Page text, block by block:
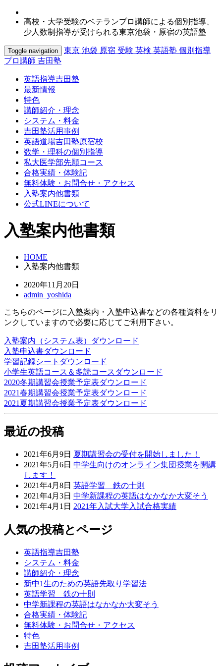
高校・大学受験のベテランプロ講師による個別指導、
少人数制指導が受けられる東京池袋・原宿の英語塾
Toggle navigation
東京 池袋 原宿 受験 英検 英語塾 個別指導
プロ講師 吉田塾
英語指導吉田塾
最新情報
特色
講師紹介・理念
システム・料金
吉田塾活用事例
英語道場吉田塾原宿校
数学・理科の個別指導
私大医学部先願コース
合格実績・体験記
無料体験・お問合せ・アクセス
入塾案内他書類
公式LINEについて
入塾案内他書類
HOME
入塾案内他書類
2020年11月20日
admin_yoshida
こちらのページに入塾案内・入塾申込書などの各種資料をリ
ンクしていますので必要に応じてご利用下さい。
入塾案内（システム表）
ダウンロード
入塾申込書ダウンロード
学習記録シート ダウンロード
小学生英語コース＆多読コース ダウンロード
2020冬期講習会授業予定表ダウンロード
2021春期講習会授業予定表ダウンロード
2021夏期講習会授業予定表ダウンロード
最近の投稿
2021年6月9日 夏期講習会の受付を開始しました！
2021年5月6日 中学生向けのオンライン集団授業を開講
します！
2021年4月8日 英語学習 鉄の十則
2021年4月3日 中学新課程の英語はなかなか大変そう
2021年4月1日 2021年入試大学入試合格実績
人気の投稿とページ
英語指導吉田塾
システム・料金
講師紹介・理念
新中1生のための英語先取り学習法
英語学習 鉄の十則
中学新課程の英語はなかなか大変そう
合格実績・体験記
無料体験・お問合せ・アクセス
特色
吉田塾活用事例